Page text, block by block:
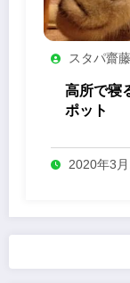
スタパ齋藤
高所で寝
ポット
2020年3